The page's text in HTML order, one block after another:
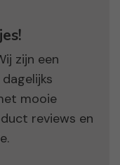
zijn een
mooie
reviews en